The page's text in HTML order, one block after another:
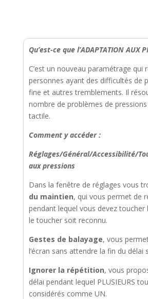
Qu’est-ce que l’ADAPTATION AUX
C’est un nouveau paramétrage qui
personnes ayant des difficultés de
fine et autres tremblements. Il
nombre de problèmes de pressions
tactile.
Comment y accéder :
Réglages/Général/Accessibilité/
aux pressions
Dans la fenêtre de réglages vous
du maintien, qui vous permet de
pendant lequel vous devez toucher
le toucher soit reconnu.
Gestes de balayage, vous
l’écran sans attendre la fin du délai
Ignorer la répétition, vous
délai pendant lequel PLUSIEURS
considérés comme UN.